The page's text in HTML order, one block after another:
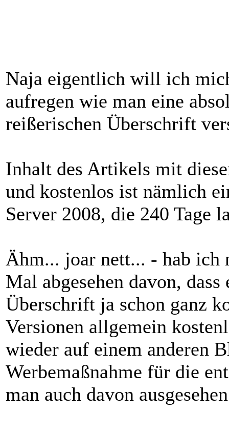
Naja eigentlich will ich
aufregen wie man eine
reißerischen Überschrift
Inhalt des Artikels mit
und kostenlos ist nämlich
Server 2008, die 240 Tage
Ähm... joar nett... - hab ich
Mal abgesehen davon,
Überschrift ja schon ganz
Versionen allgemein
wieder auf einem anderen
Werbemaßnahme für die
man auch davon